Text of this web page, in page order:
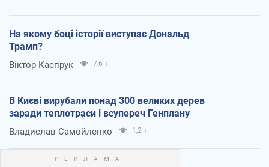
На якому боці історії виступає Дональд
Трамп?
Віктор Каспрук 7,6 т.
В Києві вирубали понад 300 великих дерев
заради теплотраси і всупереч Генплану
Владислав Самойленко 1,2 т.